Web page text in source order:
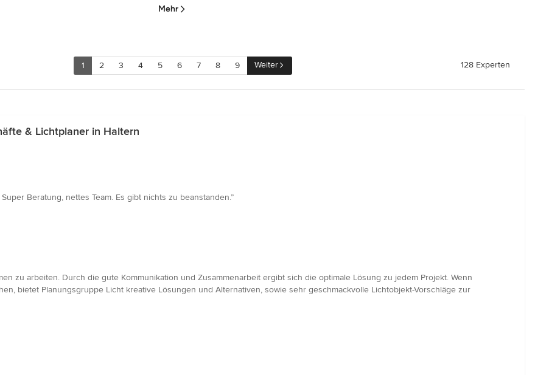
Mehr
1 2 3 4 5 6 7 8 9 Weiter 128 Experten
& Lichtplaner in Haltern
Beratung, nettes Team. Es gibt nichts zu beanstanden.”
zu arbeiten. Durch die gute Kommunikation und Zusammenarbeit ergibt sich die optimale Lösung zu jedem Projekt. Wenn
bietet Planungsgruppe Licht kreative Lösungen und Alternativen, sowie sehr geschmackvolle Lichtobjekt-Vorschläge zur